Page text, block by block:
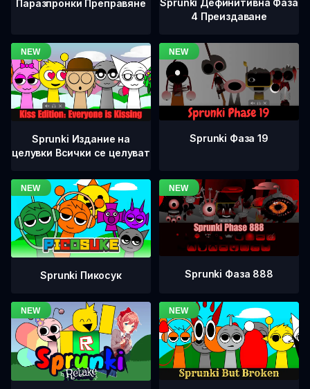
Паразпронки Преправяне
Sprunki Дефинитивна Фаза
4 Преиздаване
Sprunki Издание на
целувки Всички се целуват
Sprunki Фаза 19
Sprunki Пикосук Sprunki Фаза 888